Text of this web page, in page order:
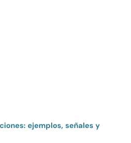
ejemplos, señales y